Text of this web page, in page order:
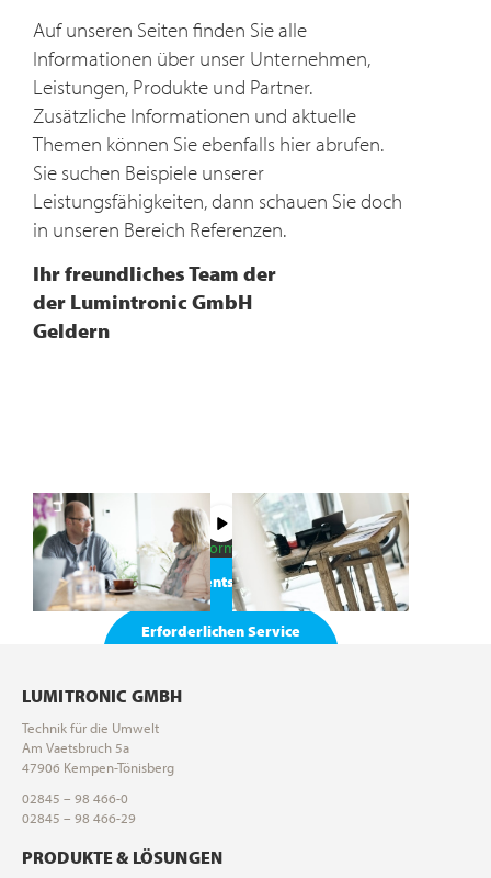
Auf unseren Seiten finden Sie alle
Informationen über unser Unternehmen,
Leistungen, Produkte und Partner.
Zusätzliche Informationen und aktuelle
Themen können Sie ebenfalls hier abrufen.
Sie suchen Beispiele unserer
Leistungsfähigkeiten, dann schauen Sie doch
in unseren Bereich Referenzen.
Ihr freundliches Team der
der Lumintronic GmbH
Geldern
Drittanbieter weitergegeben
werden.
Mehr Informationen
Inhalt entsperren
Erforderlichen Service
LUMITRONIC GMBH
Technik für die Umwelt
Am Vaetsbruch 5a
47906 Kempen-Tönisberg
02845 – 98 466-0
02845 – 98 466-29
PRODUKTE & LÖSUNGEN